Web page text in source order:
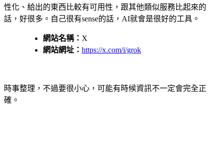
性化、給出的東西比較有可用性，跟其他類似服務比起來的
話，好很多。自己很有sense的話，AI就會是很好的工具。
網站名稱： X
網站網址： https://x.com/i/grok
時事整理，不過要很小心，可能有時候資訊不一定會完全正
確。